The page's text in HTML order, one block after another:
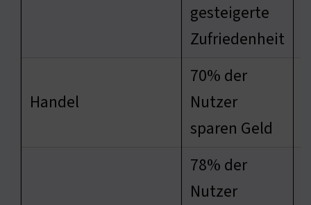
gesteigerte
Zufriedenheit
Handel
70% der
Nutzer
sparen Geld
78% der
Nutzer